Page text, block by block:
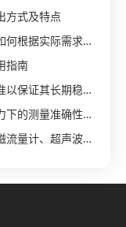
方式及特点
合适的信号输出类型？
指南
证其长期稳定性？
何？有哪些补偿措施？
计）相比具有哪些优势？